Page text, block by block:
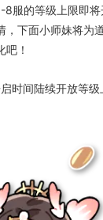
8服的等级上限即
，下面小师妹将为
！
时间陆续开放等级